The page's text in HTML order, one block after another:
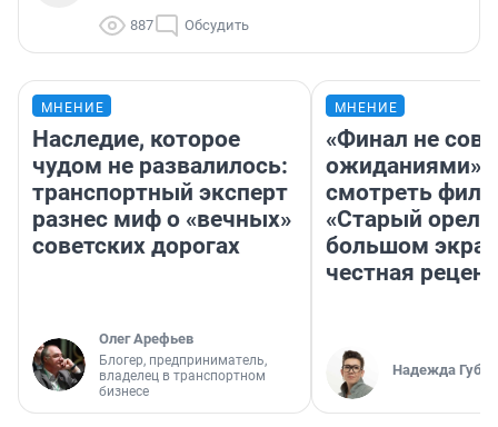
887 Обсудить
МНЕНИЕ
Наследие, которое
чудом не развалилось:
транспортный эксперт
разнес миф о «вечных»
советских дорогах
Олег Арефьев
Блогер, предприниматель,
владелец в транспортном
бизнесе
МНЕНИЕ
«Финал не
ожиданиями»:
смотреть
«Старый орел»
большом
честная
Надежда